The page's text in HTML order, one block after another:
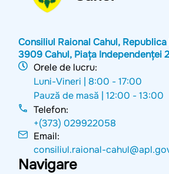
Consiliul Raional Cahul,
3909 Cahul, Piața Independenței 2
Orele de lucru:
Luni-Vineri | 8:00 - 17:00
Pauză de masă |12:00 - 13:00
Telefon:
+(373) 029922058
Email:
consiliul.raional-
Navigare